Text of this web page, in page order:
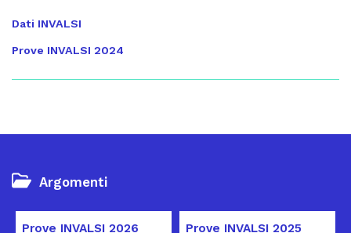
Dati INVALSI
Prove INVALSI 2024
Argomenti
Prove INVALSI 2026 Prove INVALSI 2025